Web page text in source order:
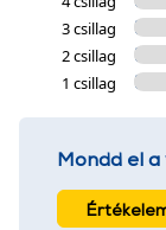
3 csillag
2 csillag
1 csillag
Mondd el